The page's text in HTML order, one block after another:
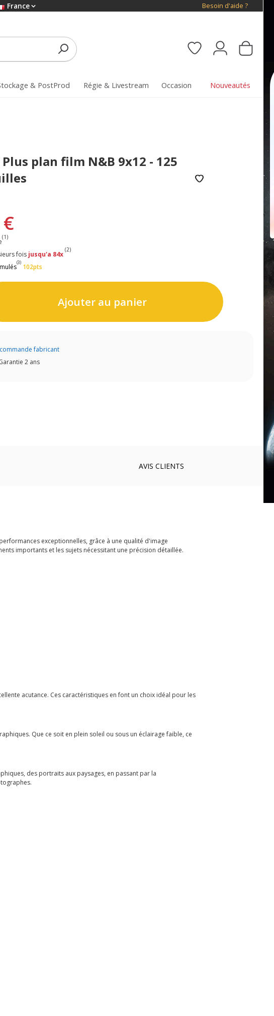
France Besoin d'aide ?
& PostProd Régie & Livestream Occasion Nouveautés
plan film N&B 9x12 - 125
(1)
fois jusqu'a 84x
(2)
(3)
102pts
Ajouter au panier
fabricant
2 ans
AVIS CLIENTS
exceptionnelles, grâce à une qualité d'image
importants et les sujets nécessitant une précision détaillée.
acutance. Ces caractéristiques en font un choix idéal pour les
Que ce soit en plein soleil ou sous un éclairage faible, ce
des portraits aux paysages, en passant par la